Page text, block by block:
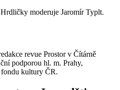
moderuje Jaromír Typlt.
revue Prostor v Čítárně
podporou hl. m. Prahy,
kultury ČR.